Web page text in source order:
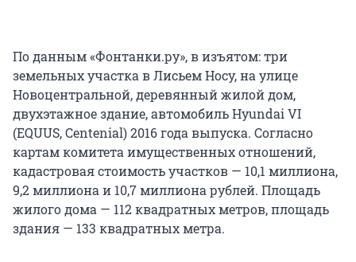
По данным «Фонтанки.ру», в изъятом: три
земельных участка в Лисьем Носу, на улице
Новоцентральной, деревянный жилой дом,
двухэтажное здание, автомобиль Hyundai VI
(EQUUS, Centenial) 2016 года выпуска. Согласно
картам комитета имущественных отношений,
кадастровая стоимость участков — 10,1 миллиона,
9,2 миллиона и 10,7 миллиона рублей. Площадь
жилого дома — 112 квадратных метров, площадь
здания — 133 квадратных метра.